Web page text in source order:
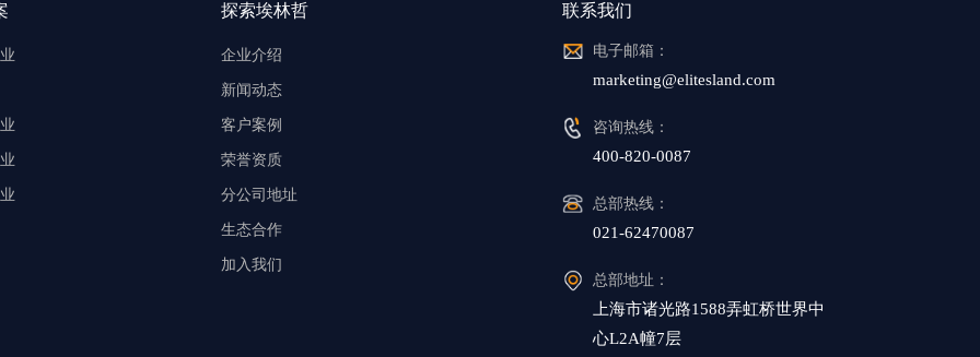
探索埃林哲
企业介绍
新闻动态
客户案例
荣誉资质
分公司地址
生态合作
加入我们
联系我们
电子邮箱：
marketing@elitesland.com
咨询热线：
400-820-0087
总部热线：
021-62470087
总部地址：
上海市诸光路1588弄虹桥世界中
心L2A幢7层